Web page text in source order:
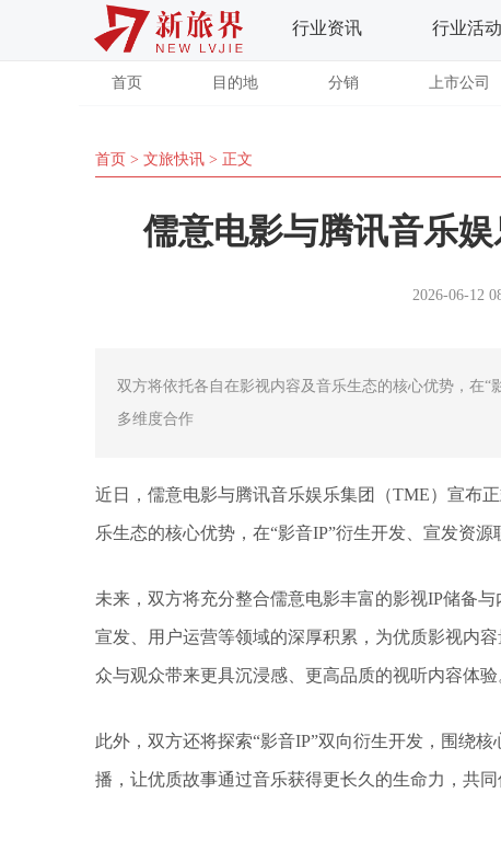
行业资讯 行业活动
首页 目的地 分销 上市公司
首页 > 文旅快讯 > 正文
儒意电影与腾讯音乐
2026-06-12
双方将依托各自在影视内容及音乐生态的核心优势，在
多维度合作
近日，儒意电影与腾讯音乐娱乐集团（TME）宣布
乐生态的核心优势，在“影音IP”衍生开发、宣发资
未来，双方将充分整合儒意电影丰富的影视IP储备
宣发、用户运营等领域的深厚积累，为优质影视内
众与观众带来更具沉浸感、更高品质的视听内容体验
此外，双方还将探索“影音IP”双向衍生开发，围绕
播，让优质故事通过音乐获得更长久的生命力，共同